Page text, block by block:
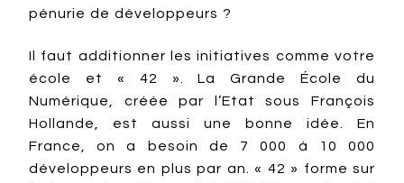
pénurie de développeurs ?
Il faut additionner les initiatives comme votre
école et « 42 ». La Grande École du
Numérique, créée par l’Etat sous François
Hollande, est aussi une bonne idée. En
France, on a besoin de 7 000 à 10 000
développeurs en plus par an. « 42 » forme sur